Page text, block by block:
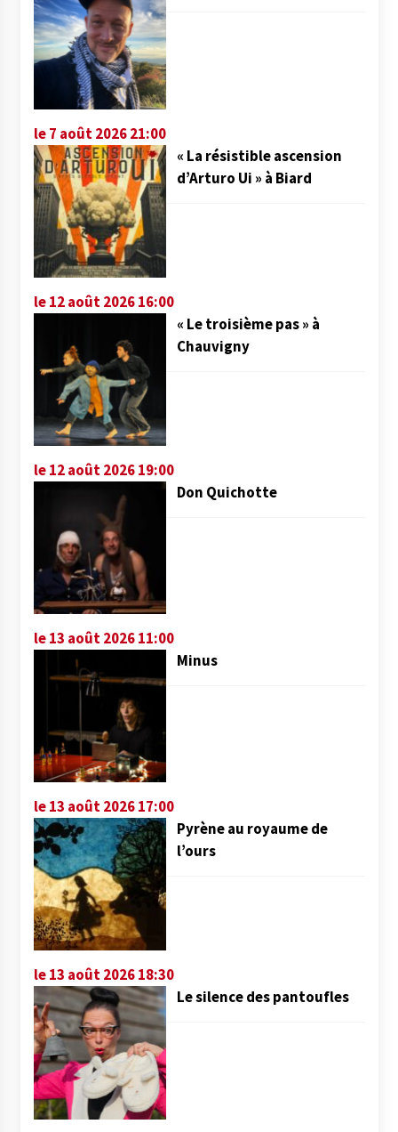
le 7 août 2026 21:00
« La résistible ascension
d’Arturo Ui » à Biard
le 12 août 2026 16:00
« Le troisième pas » à
Chauvigny
le 12 août 2026 19:00
Don Quichotte
le 13 août 2026 11:00
Minus
le 13 août 2026 17:00
Pyrène au royaume de
l’ours
le 13 août 2026 18:30
Le silence des pantoufles